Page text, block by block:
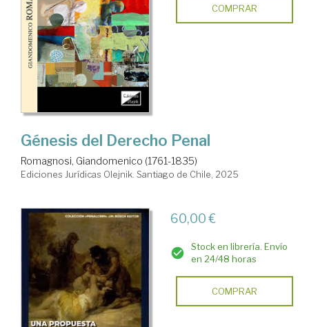
COMPRAR
Génesis del Derecho Penal
Romagnosi, Giandomenico (1761-1835)
Ediciones Jurídicas Olejnik. Santiago de Chile, 2025
60,00 €
Stock en librería. Envío
en 24/48 horas
COMPRAR